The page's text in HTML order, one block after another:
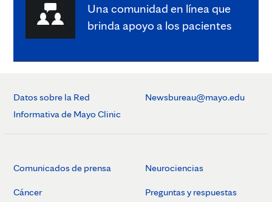
Una comunidad en línea que
brinda apoyo a los pacientes
Datos sobre la Red
Informativa de Mayo Clinic
Newsbureau@mayo.edu
Comunicados de prensa
Cáncer
Neurociencias
Preguntas y respuestas